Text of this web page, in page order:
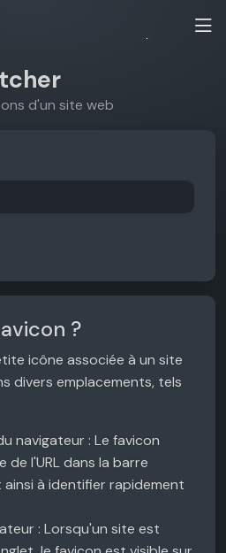
d'un site web
?
icône associée à un site
divers emplacements, tels
navigateur : Le favicon
de l'URL dans la barre
à identifier rapidement
: Lorsqu'un site est